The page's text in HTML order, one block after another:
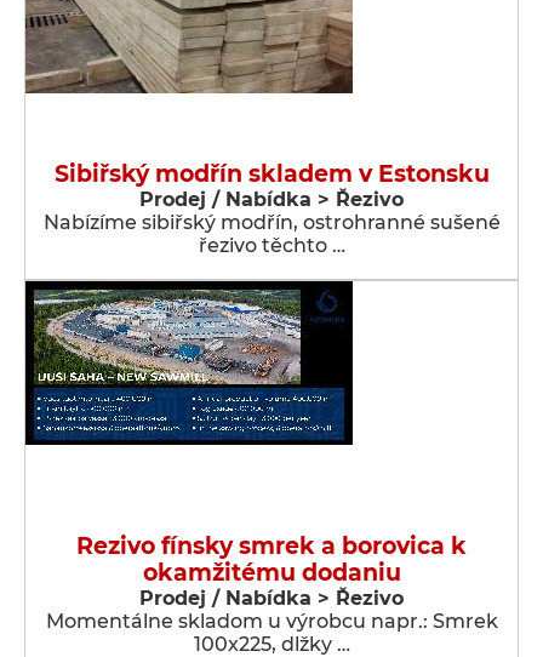
Sibiřský modřín skladem v Estonsku
Prodej / Nabídka > Řezivo
Nabízíme sibiřský modřín, ostrohranné sušené
řezivo těchto …
Rezivo fínsky smrek a borovica k
okamžitému dodaniu
Prodej / Nabídka > Řezivo
Momentálne skladom u výrobcu napr.: Smrek
100x225, dlžky …